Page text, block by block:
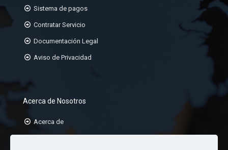
Sistema de pagos
Contratar Servicio
Documentación Legal
Aviso de Privacidad
Acerca de Nosotros
Acerca de